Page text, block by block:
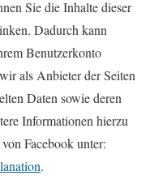
Sie die Inhalte dieser
Dadurch kann
Benutzerkonto
als Anbieter der Seiten
Daten sowie deren
Informationen hierzu
Facebook unter:
.